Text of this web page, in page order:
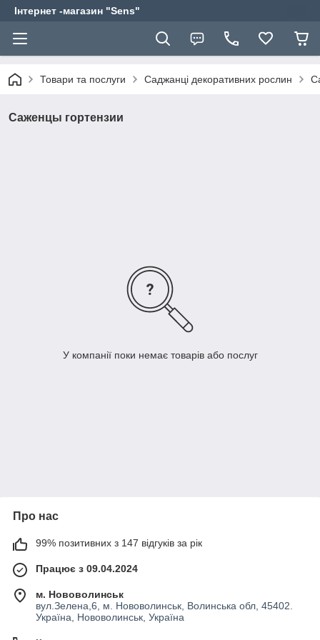
Інтернет -магазин "Sens"
Товари та послуги Саджанці декоративних рослин
Саженцы гортензии
У компанії поки немає товарів або послуг
Про нас
99% позитивних з 147 відгуків за рік
Працює з 09.04.2024
м. Нововолинськ
вул.Зелена,6, м. Нововолинськ, Волинська обл, 45402.
Україна, Нововолинськ, Україна